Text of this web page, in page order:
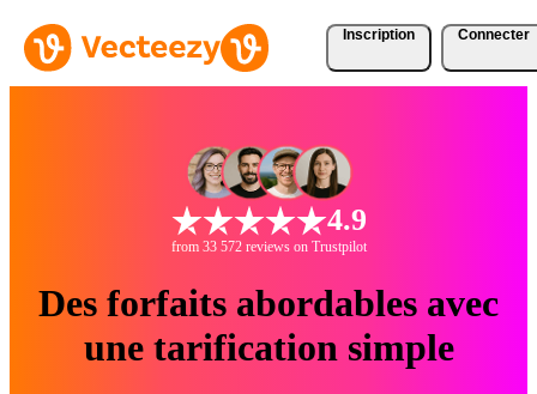
Inscription Connecter
4.9
from 33 572 reviews on Trustpilot
Des forfaits abordables avec
une tarification simple